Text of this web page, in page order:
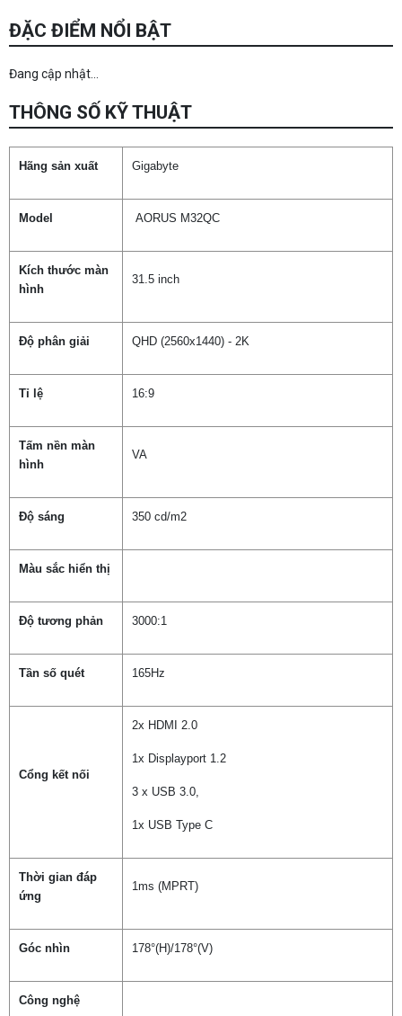
ĐẶC ĐIỂM NỔI BẬT
Đang cập nhật...
THÔNG SỐ KỸ THUẬT
Hãng sản xuất Gigabyte
Model AORUS M32QC
Kích thước màn
hình
31.5 inch
Độ phân giải QHD (2560x1440) - 2K
Tỉ lệ 16:9
Tấm nền màn
hình
VA
Độ sáng 350 cd/m2
Màu sắc hiển thị
Độ tương phản 3000:1
Tần số quét 165Hz
Cổng kết nối
2x HDMI 2.0
1x Displayport 1.2
3 x USB 3.0,
1x USB Type C
Thời gian đáp
ứng
1‎ms (MPRT)
Góc nhìn 1‎78°(H)/178°(V)
Công nghệ